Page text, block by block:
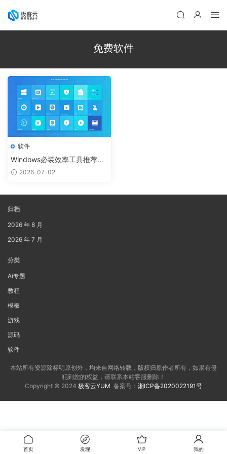
免费软件
软件
Windows必装效率工具推荐：
提升10倍工作效率的软件清单
2026-07-02
归档
2026 年 8 月
2026 年 7 月
分类
Ai专题
教程
模板
游戏
源码
软件
本站所有资源除标明原创外，均来自网络转载，版权归原作者所有，如果有侵
犯到您的权益，请联系本站客服删除！
Copyright © 2024 极客云YUM 备案号： 湘ICP备2020022191号
首页 发现 VIP 我的